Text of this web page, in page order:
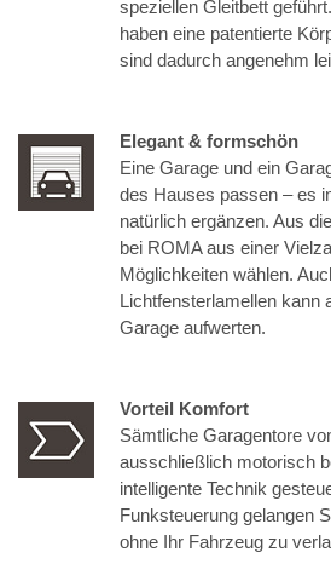
speziellen Gleitbett
haben eine patentierte
sind dadurch angenehm
Elegant & formschön
Eine Garage und ein
des Hauses passen – es
natürlich ergänzen. Aus
bei ROMA aus einer
Möglichkeiten wählen.
Lichtfensterlamellen kann
Garage aufwerten.
Vorteil Komfort
Sämtliche Garagentore
ausschließlich motorisch
intelligente Technik
Funksteuerung gelangen
ohne Ihr Fahrzeug zu